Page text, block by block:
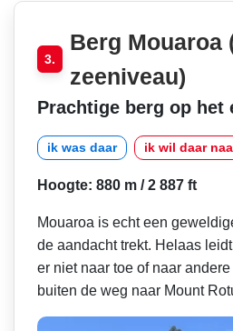
3.
Berg Mouaroa
zeeniveau)
Prachtige berg op het
ik was daar ik wil daar
Hoogte: 880 m / 2 887 ft
Mouaroa is echt een
de aandacht trekt. Helaas
er niet naar toe of naar
buiten de weg naar Mount